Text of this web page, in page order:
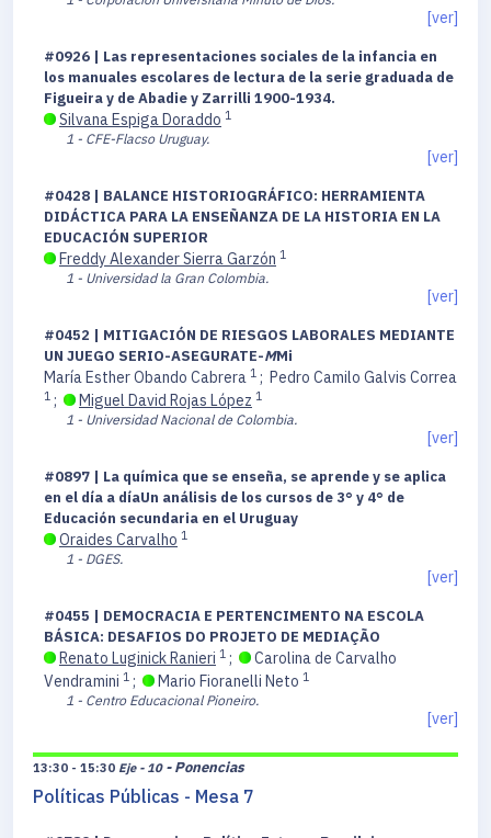
[ver]
#0926 | Las representaciones sociales de la infancia en
los manuales escolares de lectura de la serie graduada de
Figueira y de Abadie y Zarrilli 1900-1934.
Silvana Espiga Doraddo 1
1 - CFE-Flacso Uruguay.
[ver]
#0428 | BALANCE HISTORIOGRÁFICO: HERRAMIENTA
DIDÁCTICA PARA LA ENSEÑANZA DE LA HISTORIA EN LA
EDUCACIÓN SUPERIOR
Freddy Alexander Sierra Garzón 1
1 - Universidad la Gran Colombia.
[ver]
#0452 | MITIGACIÓN DE RIESGOS LABORALES MEDIANTE
UN JUEGO SERIO-ASEGURATE-MMi
María Esther Obando Cabrera 1 ; Pedro Camilo Galvis Correa
1 ; Miguel David Rojas López 1
1 - Universidad Nacional de Colombia.
[ver]
#0897 | La química que se enseña, se aprende y se aplica
en el día a díaUn análisis de los cursos de 3° y 4° de
Educación secundaria en el Uruguay
Oraides Carvalho 1
1 - DGES.
[ver]
#0455 | DEMOCRACIA E PERTENCIMENTO NA ESCOLA
BÁSICA: DESAFIOS DO PROJETO DE MEDIAÇÃO
Renato Luginick Ranieri 1 ;
Carolina de Carvalho
Vendramini 1 ; Mario Fioranelli Neto 1
1 - Centro Educacional Pioneiro.
[ver]
13:30 - 15:30 Eje - 10 - Ponencias
Políticas Públicas - Mesa 7